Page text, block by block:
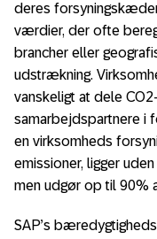
deres
værdier, der ofte
brancher eller
udstrækning.
vanskeligt at dele
samarbejdspartnere i
en virksomheds
emissioner, ligger
men udgør op til 90%
SAP’s